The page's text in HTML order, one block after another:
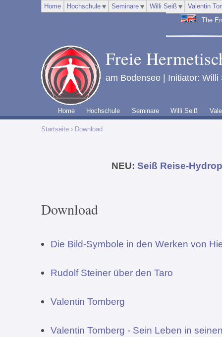
Home Hochschule Seminare Willi Seiß
Valentin
The
Freie
am Bodensee | Initiator: Willi
Home Hochschule Seminare Willi Seiß
Startseite› Download
NEU: Seiß Reise-
Download
Die Bild-Symbole in den Werken von
Rudolf Steiner über den Taro
Valentin Tomberg
Valentin Tomberg - Sein Leben in